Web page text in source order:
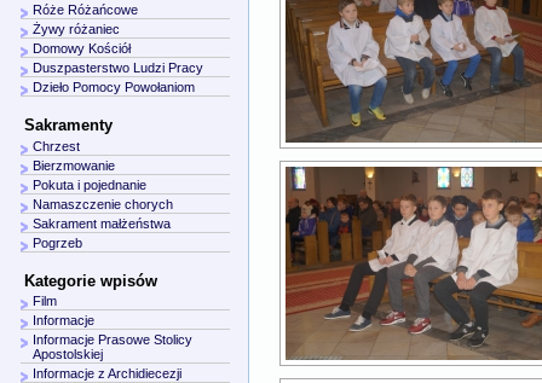
Róże Różańcowe
Żywy różaniec
Domowy Kościół
Duszpasterstwo Ludzi Pracy
Dzieło Pomocy Powołaniom
Sakramenty
Chrzest
Bierzmowanie
Pokuta i pojednanie
Namaszczenie chorych
Sakrament małżeństwa
Pogrzeb
Kategorie wpisów
Film
Informacje
Informacje Prasowe Stolicy
Apostolskiej
Informacje z Archidiecezji